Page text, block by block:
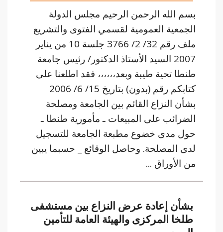
بسم الله الرحمن الرحيم مجلس الدولة
الجمعية العمومية لقسمي الفتوى والتشريع
ملف رقم 32/ 2/ 3766 جلسة 10 من يناير
2007 السيد الأستاذ الدكتور/ رئيس جامعة
طنطا تحية طيبة وبعد،،،،،، فقد اطلعنا على
كتابكم رقم (بدون) بتاريخ 15/ 6/ 2006
بشأن النزاع القائم بين الجامعة ومصلحة
الضرائب على المبيعات ـ مأمورية طنطا ـ
حول مدى خضوع مطبعة الجامعة للتسجيل
لدى المصلحة. وحاصل الوقائع _ حسبما يبين
من الأوراق ...
بشأن إعادة عرض النزاع بين مستشفى
طلخا المركزى والهيئة العامة للتأمين